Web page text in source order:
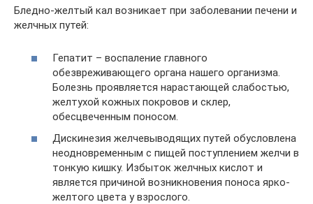
Бледно-желтый кал возникает при заболевании печени и
желчных путей:
Гепатит – воспаление главного
обезвреживающего органа нашего организма.
Болезнь проявляется нарастающей слабостью,
желтухой кожных покровов и склер,
обесцвеченным поносом.
Дискинезия желчевыводящих путей обусловлена
неодновременным с пищей поступлением желчи в
тонкую кишку. Избыток желчных кислот и
является причиной возникновения поноса ярко-
желтого цвета у взрослого.